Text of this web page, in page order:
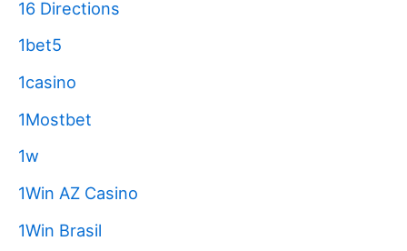
16 Directions
1bet5
1casino
1Mostbet
1w
1Win AZ Casino
1Win Brasil